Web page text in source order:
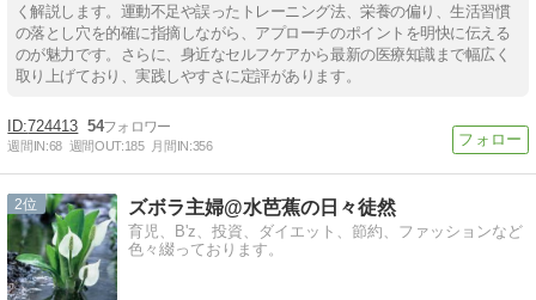
く解説します。運動不足や誤ったトレーニング法、栄養の偏り、生活習慣
の落とし穴を的確に指摘しながら、アプローチのポイントを明快に伝える
のが魅力です。さらに、身近なセルフケアから最新の医療知識まで幅広く
取り上げており、実践しやすさに定評があります。
724413 54
週間IN:68 週間OUT:185 月間IN:356
2 ズボラ主婦@水芭蕉の日々徒然
育児、B'z、投資、ダイエット、節約、ファッションなど
色々綴っております。